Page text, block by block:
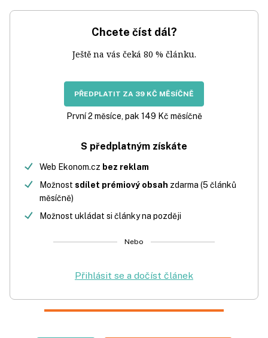
Chcete číst dál?
Ještě na vás čeká 80 % článku.
PŘEDPLATIT ZA 39 KČ MĚSÍČNĚ
První 2 měsíce, pak 149 Kč měsíčně
S předplatným získáte
Web Ekonom.cz bez reklam
Možnost sdílet prémiový obsah zdarma (5 článků
měsíčně)
Možnost ukládat si články na později
Nebo
Přihlásit se a dočíst článek